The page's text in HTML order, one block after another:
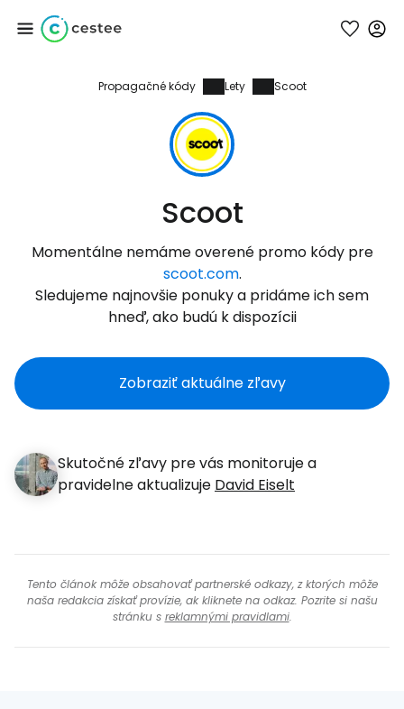
Propagačné kódy Lety Scoot
Scoot
Momentálne nemáme overené promo kódy pre
scoot.com.
Sledujeme najnovšie ponuky a pridáme ich sem
hneď, ako budú k dispozícii
Zobraziť aktuálne zľavy
Skutočné zľavy pre vás monitoruje a
pravidelne aktualizuje David Eiselt
Tento článok môže obsahovať partnerské odkazy, z ktorých môže
naša redakcia získať provízie, ak kliknete na odkaz. Pozrite si našu
stránku s reklamnými pravidlami.
Prihláste sa do
služby Cestee
... celosvetovej komunity cestovateľov
Pokračovať so službou Google
Pokračovať na Facebooku
Pokračovať s e-mailom